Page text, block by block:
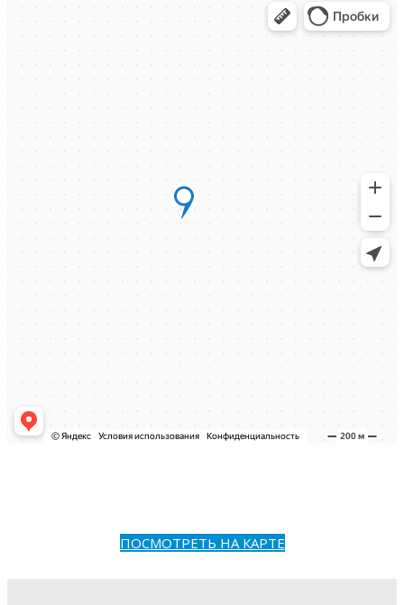
ПОСМОТРЕТЬ НА КАРТЕ